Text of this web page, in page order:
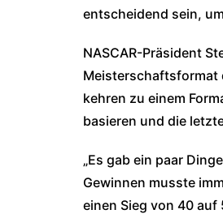
entscheidend sein,
NASCAR-Präsident
Meisterschaftsformat
kehren zu einem
basieren und die
„Es gab ein paar
Gewinnen musste
einen Sieg von 40 auf